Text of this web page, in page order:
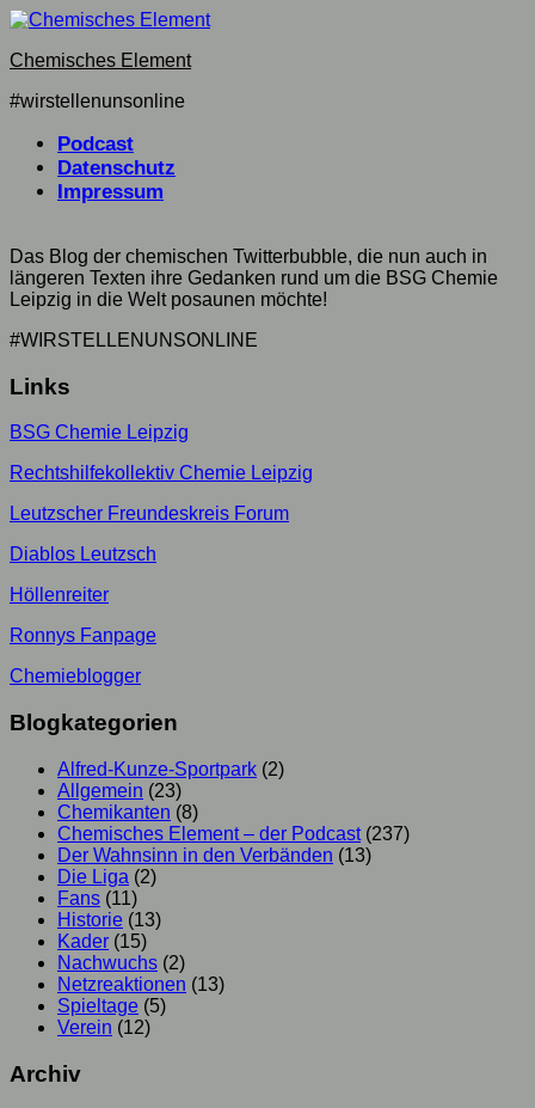
Skip
content
Chemisches Element
#wirstellenunsonline
Podcast
Datenschutz
Impressum
Das Blog der chemischen Twitterbubble, die nun auch in
längeren Texten ihre Gedanken rund um die BSG Chemie
Leipzig in die Welt posaunen möchte!
#WIRSTELLENUNSONLINE
Links
BSG Chemie Leipzig
Rechtshilfekollektiv Chemie Leipzig
Leutzscher Freundeskreis Forum
Diablos Leutzsch
Höllenreiter
Ronnys Fanpage
Chemieblogger
Blogkategorien
Alfred-Kunze-Sportpark (2)
Allgemein (23)
Chemikanten (8)
Chemisches Element – der Podcast(237)
Der Wahnsinn in den Verbänden (13)
Die Liga (2)
Fans (11)
Historie (13)
Kader (15)
Nachwuchs (2)
Netzreaktionen (13)
Spieltage (5)
Verein (12)
Archiv